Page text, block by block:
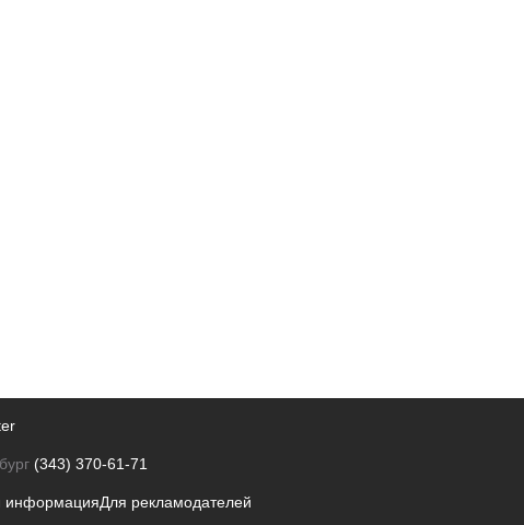
(343) 370-61-71
информацияДля рекламодателей